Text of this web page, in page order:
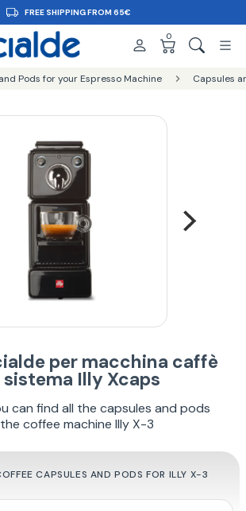
FREE SHIPPING FROM 65€
0
Pods for your Espresso Machine Capsules
per macchina caffè
Illy Xcaps
can find all the capsules and pods
coffee machine Illy X-3
CAPSULES AND PODS FOR ILLY X-3